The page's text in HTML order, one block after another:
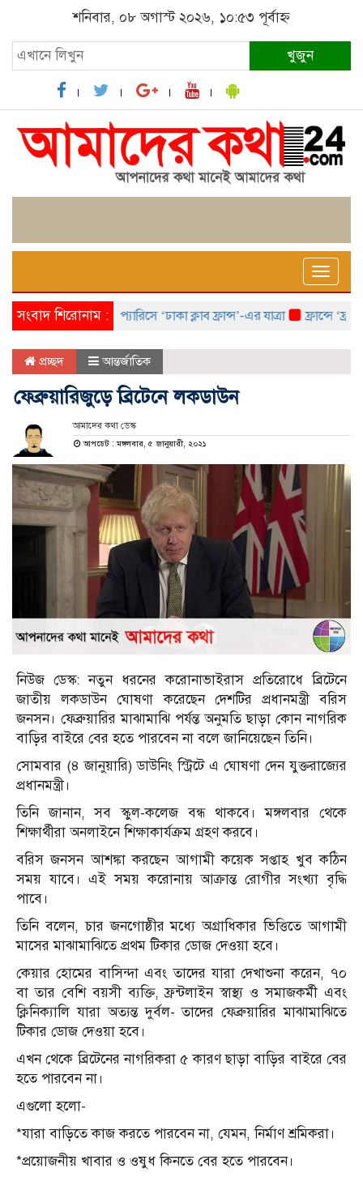
শনিবার, ০৮ অগাস্ট ২০২৬, ১০:৫৩ পূর্বাহ্ন
খুজুন
Toggle
সংবাদ শিরোনাম :প্যারিসে ‘ঢাকা ক্লাব ফ্রান্স’-এর যাত্রা ফ্রান্সে ‘ফ্রাঙ্কো
প্রচ্ছদ আন্তর্জাতিক
ফেব্রুয়ারিজুড়ে ব্রিটেনে লকডাউন
আমাদের কথা ডেস্ক
আপডেট : মঙ্গলবার, ৫ জানুয়ারী, ২০২১
নিউজ ডেস্ক: নতুন ধরনের করোনাভাইরাস প্রতিরোধে ব্রিটেনে
জাতীয় লকডাউন ঘোষণা করেছেন দেশটির প্রধানমন্ত্রী বরিস
জনসন। ফেব্রুয়ারির মাঝামাঝি পর্যন্ত অনুমতি ছাড়া কোন নাগরিক
বাড়ির বাইরে বের হতে পারবেন না বলে জানিয়েছেন তিনি।
সোমবার (৪ জানুয়ারি) ডাউনিং স্ট্রিটে এ ঘোষণা দেন যুক্তরাজ্যের
প্রধানমন্ত্রী।
তিনি জানান, সব স্কুল-কলেজ বন্ধ থাকবে। মঙ্গলবার থেকে
শিক্ষার্থীরা অনলাইনে শিক্ষাকার্যক্রম গ্রহণ করবে।
বরিস জনসন আশঙ্কা করছেন আগামী কয়েক সপ্তাহ খুব কঠিন
সময় যাবে। এই সময় করোনায় আক্রান্ত রোগীর সংখ্যা বৃদ্ধি
পাবে।
তিনি বলেন, চার জনগোষ্ঠীর মধ্যে অগ্রাধিকার ভিত্তিতে আগামী
মাসের মাঝামাঝিতে প্রথম টিকার ডোজ দেওয়া হবে।
কেয়ার হোমের বাসিন্দা এবং তাদের যারা দেখাশুনা করেন, ৭০
বা তার বেশি বয়সী ব্যক্তি, ফ্রন্টলাইন স্বাস্থ্য ও সমাজকর্মী এবং
ক্লিনিক্যালি যারা অত্যন্ত দুর্বল- তাদের ফেব্রুয়ারির মাঝামাঝিতে
টিকার ডোজ দেওয়া হবে।
এখন থেকে ব্রিটেনের নাগরিকরা ৫ কারণ ছাড়া বাড়ির বাইরে বের
হতে পারবেন না।
এগুলো হলো-
*যারা বাড়িতে কাজ করতে পারবেন না, যেমন, নির্মাণ শ্রমিকরা।
*প্রয়োজনীয় খাবার ও ওষুধ কিনতে বের হতে পারবেন।